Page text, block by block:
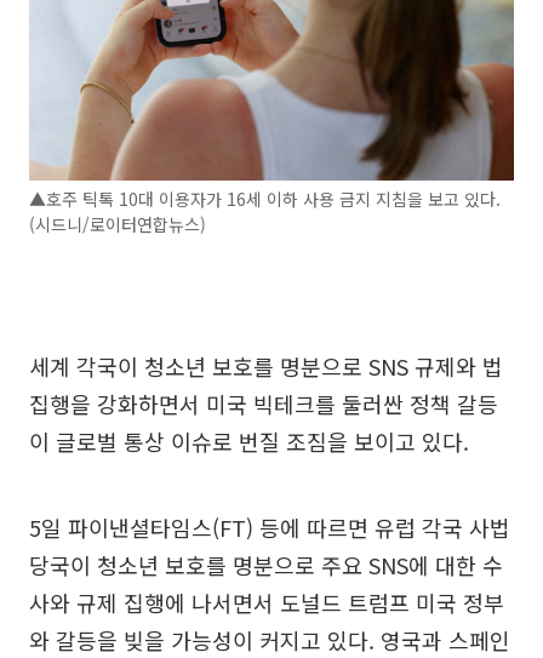
▲호주 틱톡 10대 이용자가 16세 이하 사용 금지 지침을 보고 있다.
(시드니/로이터연합뉴스)
세계 각국이 청소년 보호를 명분으로 SNS 규제와 법
집행을 강화하면서 미국 빅테크를 둘러싼 정책 갈등
이 글로벌 통상 이슈로 번질 조짐을 보이고 있다.
5일 파이낸셜타임스(FT) 등에 따르면 유럽 각국 사법
당국이 청소년 보호를 명분으로 주요 SNS에 대한 수
사와 규제 집행에 나서면서 도널드 트럼프 미국 정부
와 갈등을 빚을 가능성이 커지고 있다. 영국과 스페인